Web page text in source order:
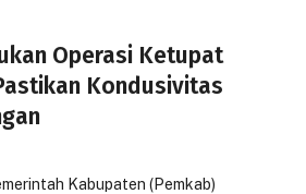
Operasi Ketupat
Kondusivitas
Kabupaten (Pemkab)